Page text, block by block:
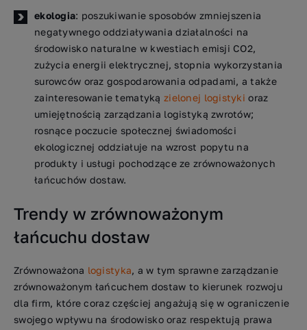
ekologia: poszukiwanie sposobów zmniejszenia
negatywnego oddziaływania działalności na
środowisko naturalne w kwestiach emisji CO2,
zużycia energii elektrycznej, stopnia wykorzystania
surowców oraz gospodarowania odpadami, a także
zainteresowanie tematyką zielonej logistyki oraz
umiejętnością zarządzania logistyką zwrotów;
rosnące poczucie społecznej świadomości
ekologicznej oddziałuje na wzrost popytu na
produkty i usługi pochodzące ze zrównoważonych
łańcuchów dostaw.
Trendy w zrównoważonym
łańcuchu dostaw
Zrównoważona logistyka, a w tym sprawne zarządzanie
zrównoważonym łańcuchem dostaw to kierunek rozwoju
dla firm, które coraz częściej angażują się w ograniczenie
swojego wpływu na środowisko oraz respektują prawa